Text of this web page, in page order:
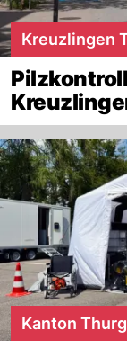
Kreuzlingen
Kanton